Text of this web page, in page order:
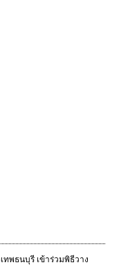
พธนบุรี เข้าร่วมพิธีวาง